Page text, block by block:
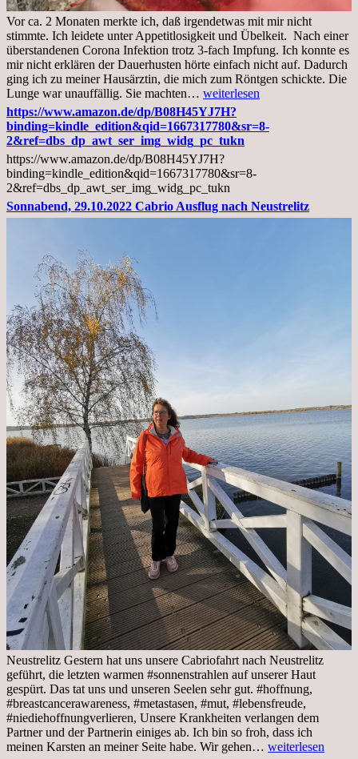
Vor ca. 2 Monaten merkte ich, daß irgendetwas mit mir nicht
stimmte. Ich leidete unter Appetitlosigkeit und Übelkeit. Nach einer
überstandenen Corona Infektion trotz 3-fach Impfung. Ich konnte es
mir nicht erklären der Dauerhusten hörte einfach nicht auf. Dadurch
ging ich zu meiner Hausärztin, die mich zum Röntgen schickte. Die
Lunge war unauffällig. Sie machten… Mittwoch,
02.11.2022,
Arztgespräch
und
Diagnose
Lebermetastasen
weiterlesen
https://www.amazon.de/dp/B08H45YJ7H?
binding=kindle_edition&qid=1667317780&sr=8-
2&ref=dbs_dp_awt_ser_img_widg_pc_tukn
https://www.amazon.de/dp/B08H45YJ7H?
binding=kindle_edition&qid=1667317780&sr=8-
2&ref=dbs_dp_awt_ser_img_widg_pc_tukn
Sonnabend, 29.10.2022 Cabrio Ausflug nach Neustrelitz
Neustrelitz Gestern hat uns unsere Cabriofahrt nach Neustrelitz
geführt, die letzten warmen #sonnenstrahlen auf unserer Haut
gespürt. Das tat uns und unseren Seelen sehr gut. #hoffnung,
#breastcancerawareness, #metastasen, #mut, #lebensfreude,
#niediehoffnungverlieren, Unsere Krankheiten verlangen dem
Partner und der Partnerin einiges ab. Ich bin so froh, dass ich
meinen Karsten an meiner Seite habe. Wir gehen… Sonnabend,
weiterlesen